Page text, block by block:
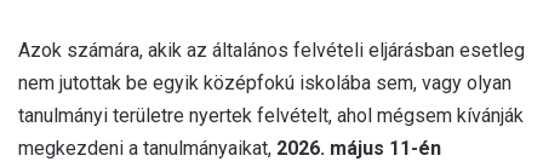
Azok számára, akik az általános felvételi eljárásban esetleg
nem jutottak be egyik középfokú iskolába sem, vagy olyan
tanulmányi területre nyertek felvételt, ahol mégsem kívánják
megkezdeni a tanulmányaikat, 2026. május 11-én